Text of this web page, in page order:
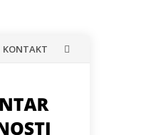
KONTAKT